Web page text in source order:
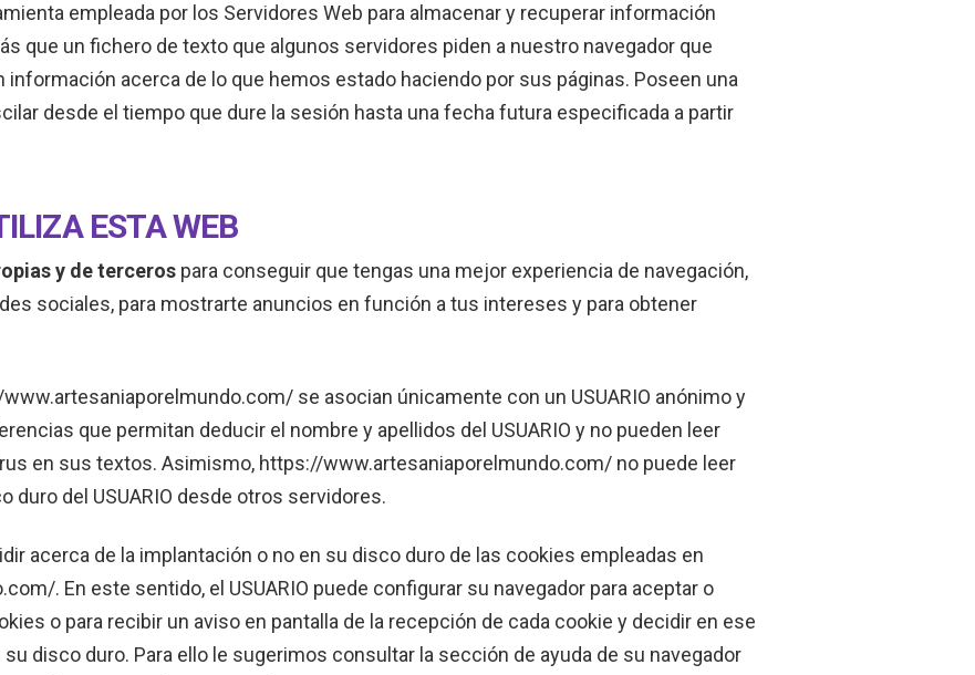
empleada por los Servidores Web para almacenar y recuperar información
que un fichero de texto que algunos servidores piden a nuestro navegador que
acerca de lo que hemos estado haciendo por sus páginas. Poseen una
desde el tiempo que dure la sesión hasta una fecha futura especificada a partir
ESTA WEB
y de terceros para conseguir que tengas una mejor experiencia de navegación,
sociales, para mostrarte anuncios en función a tus intereses y para obtener
se asocian únicamente con un USUARIO anónimo y
que permitan deducir el nombre y apellidos del USUARIO y no pueden leer
en sus textos. Asimismo, https://www.artesaniaporelmundo.com/ no puede leer
duro del USUARIO desde otros servidores.
acerca de la implantación o no en su disco duro de las cookies empleadas en
. En este sentido, el USUARIO puede configurar su navegador para aceptar o
o para recibir un aviso en pantalla de la recepción de cada cookie y decidir en ese
disco duro. Para ello le sugerimos consultar la sección de ayuda de su navegador